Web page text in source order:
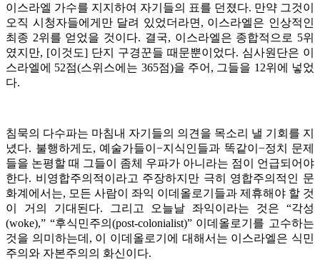
이스라엘 가수를 지지하여 자기들의 표를 던졌다. 만약 그것이
오직 시청자들에게만 달려 있었더라면, 이스라엘은 인상적인
최종 2위를 얻었을 것이다. 결국, 이스라엘은 종합적으로 5위
였지만, [이것도] 단지 구경꾼들 때문뿐이었다. 심사원단은 이
스라엘에 52점(스위스에는 365점)을 주어, 그들을 12위에 넣었
다.
침묵의 다수파는 마침내 자기들의 의견을 목소리 낼 기회를 지
녔다. 불행하게도, 예술가들이−지식인들과 똑같이−정치 문제
들을 논평할 때 그들이 좀체 우파가 아니라는 점이 언급되어야
한다. 비영합주의적이라고 주장하지만 극히 영합주의적인 문
화계에서는, 모든 사람이 좌익 이데올로기들과 제휴해야 할 것
이 거의 기대된다. 그리고 오늘날 좌익이라는 것은 “각성
(woke),” “후식민주의(post-colonialist)” 이데올로기를 고수하는
것을 의미하는데, 이 이데올로기에 대해서는 이스라엘은 식민
주의와 자본주의의 화신이다.